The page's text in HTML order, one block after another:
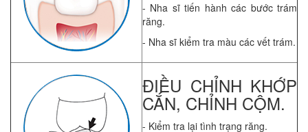
- Nha sĩ tiến hành các bước trám
răng.
- Nha sĩ kiểm tra màu các vết trám.
ĐIỀU CHỈNH KHỚP
CẮN, CHỈNH CỘM.
- Kiểm tra lại tình trạng răng.